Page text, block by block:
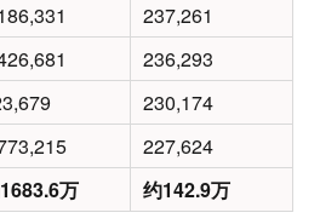
237,261
236,293
230,174
227,624
万
约142.9万